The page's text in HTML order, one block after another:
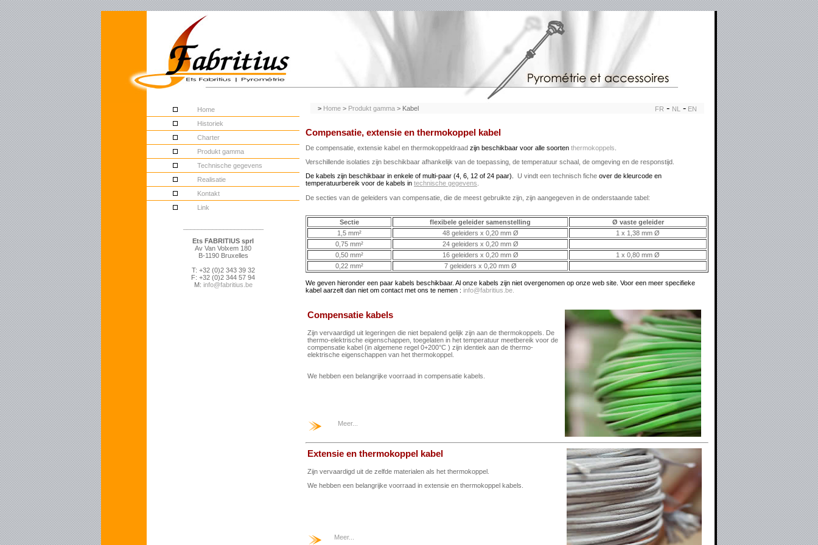
Home
Historiek
Charter
Produkt gamma
Technische gegevens
Realisatie
Kontakt
Link
Ets FABRITIUS sprl
Av Van Volxem 180
B-1190 Bruxelles
T: +32 (0)2 343 39 32
F: +32 (0)2 344 57 94
M: info@fabritius.be
> Home> Produkt gamma > Kabel FR - NL -EN
Compensatie, extensie en thermokoppel kabel
De compensatie, extensie kabel en thermokoppeldraad zijn beschikbaar voor alle soorten thermokoppels
Verschillende isolaties zijn beschikbaar afhankelijk van de toepassing, de temperatuur schaal, de omgeving en de responstijd.
De kabels zijn beschikbaar in enkele of multi-paar (4, 6, 12 of 24 paar).
U vindt een technisch fiche over de kleurcode en
temperatuurbereik voor de kabels in technische gegevens
De secties van de geleiders van compensatie, die de meest gebruikte zijn, zijn aangegeven in de onderstaande tabel:
Sectie flexibele geleider samenstelling
Ø vaste geleider
1,5 mm²
48 geleiders x 0,20 mm Ø
1 x 1,38 mm Ø
0,75 mm²
24 geleiders x 0,20 mm Ø
0,50 mm²
16 geleiders x 0,20 mm Ø
1 x 0,80 mm Ø
0,22 mm²
7 geleiders x 0,20 mm Ø
We geven hieronder een paar kabels beschikbaar. Al onze kabels zijn niet overgenomen op onze web site. Voor een meer specifieke
kabel aarzelt dan niet om contact met ons te nemen : info@fabritius.be.
Compensatie kabels
Zijn vervaardigd uit legeringen die niet bepalend gelijk zijn aan de thermokoppels. De
thermo-elektrische eigenschappen, toegelaten in het temperatuur meetbereik voor de
compensatie kabel (in algemene regel 0+200°C ) zijn identiek aan de thermo-
elektrische eigenschappen van het thermokoppel.
We hebben een belangrijke voorraad in compensatie kabels.
Meer...
Extensie en thermokoppel kabel
Zijn vervaardigd uit de zelfde materialen als het thermokoppel.
We hebben een belangrijke voorraad in extensie en thermokoppel kabels.
Meer...